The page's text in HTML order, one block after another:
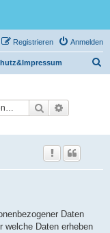
Anmelden
Registrieren
Suche
Daten
welche Daten erheben